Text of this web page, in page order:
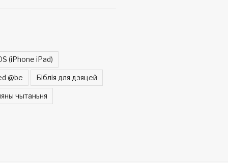
(iPhone iPad)
@be Біблія для дзяцей
чытаньня